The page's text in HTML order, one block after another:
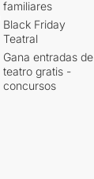
familiares
Black Friday
Teatral
Gana entradas de
teatro gratis -
concursos